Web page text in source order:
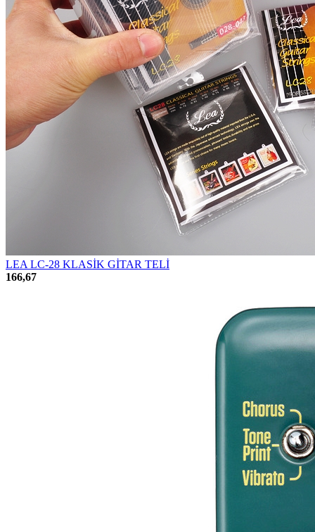
LEA LC-28 KLASİK GİTAR TELİ
166,67